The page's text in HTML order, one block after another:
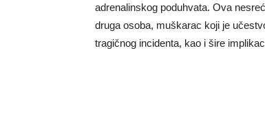
adrenalinskog poduhvata. Ova
druga osoba, muškarac koji je
tragičnog incidenta, kao i šire